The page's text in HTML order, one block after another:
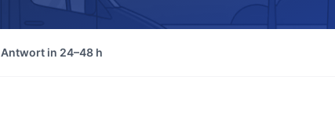
Antwort in 24–48 h